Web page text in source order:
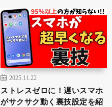
2025.11.22
ストレスゼロに！遅いスマホ
がサクサク動く裏技設定を紹